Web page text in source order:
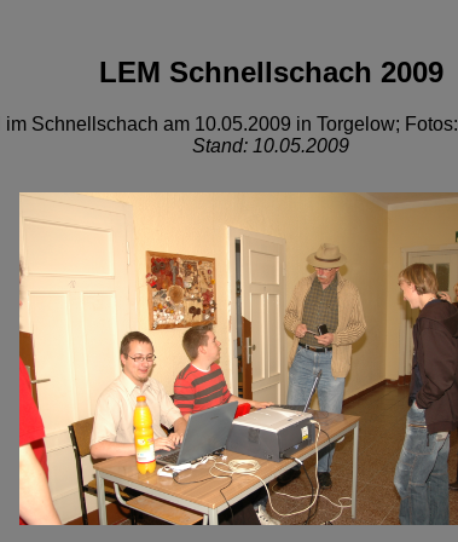
LEM Schnellschach 2009
im Schnellschach am 10.05.2009 in Torgelow;
Stand: 10.05.2009